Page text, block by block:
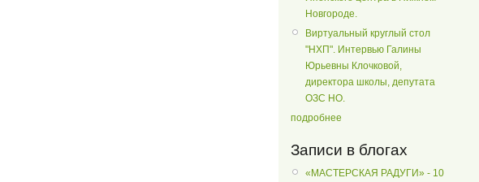
Новгороде.
Виртуальный круглый стол
"НХП". Интервью Галины
Юрьевны Клочковой,
директора школы, депутата
ОЗС НО.
подробнее
Записи в блогах
«МАСТЕРСКАЯ РАДУГИ» - 10